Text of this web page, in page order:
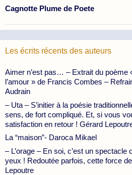
Cagnotte Plume de Poete
Les écrits récents des auteurs
Aimer n’est pas… – Extrait du poème
l’amour » de Francis Combes –
Audrain
– Uta – S’initier à la poésie
sens, de fort compliqué. Et, si vous
satisfaction en retour ! Gérard
La “maison”- Daroca Mikael
– L’orage – En soi, c’est un spectacle
yeux ! Redoutée parfois, cette force
Lepoutre